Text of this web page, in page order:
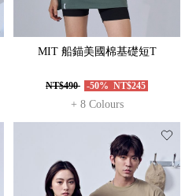
MIT 船錨美國棉基礎短T
NT$490 -50% NT$245
+ 8 Colours